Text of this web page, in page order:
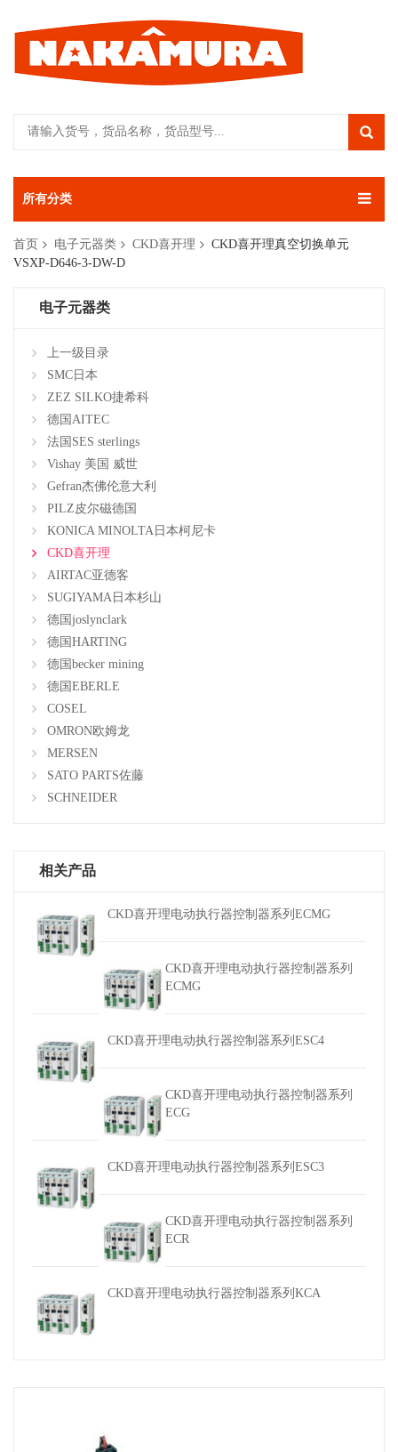
所有分类
首页 电子元器类 CKD喜开理
CKD喜开理真空切换单元
VSXP-D646-3-DW-D
电子元器类
上一级目录
SMC日本
ZEZ SILKO捷希科
德国AITEC
法国SES sterlings
Vishay 美国 威世
Gefran杰佛伦意大利
PILZ皮尔磁德国
KONICA MINOLTA日本柯尼卡
CKD喜开理
AIRTAC亚德客
SUGIYAMA日本杉山
德国joslynclark
德国HARTING
德国becker mining
德国EBERLE
COSEL
OMRON欧姆龙
MERSEN
SATO PARTS佐藤
SCHNEIDER
相关产品
CKD喜开理电动执行器控制器系列ECMG
CKD喜开理电动执行器控制器系列
ECMG
CKD喜开理电动执行器控制器系列ESC4
CKD喜开理电动执行器控制器系列
ECG
CKD喜开理电动执行器控制器系列ESC3
CKD喜开理电动执行器控制器系列
ECR
CKD喜开理电动执行器控制器系列KCA